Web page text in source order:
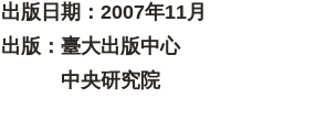
出版日期： 2007年11月
出版：臺大出版中心
中央研究院